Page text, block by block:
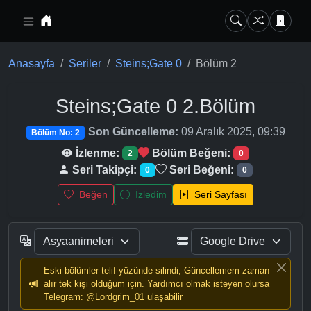
Anasayfa Seriler Steins;Gate 0 Bölüm 2
Steins;Gate 0 2.Bölüm
Bölüm No: 2 Son Güncelleme: 09 Aralık 2025, 09:39
İzlenme:
2 Bölüm Beğeni: 0
Seri Takipçi: 0 Seri Beğeni: 0
Beğen İzledim Seri Sayfası
Eski bölümler telif yüzünde silindi, Güncellemem zaman
alır tek kişi olduğum için. Yardımcı olmak isteyen olursa
Telegram: @Lordgrim_01 ulaşabilir